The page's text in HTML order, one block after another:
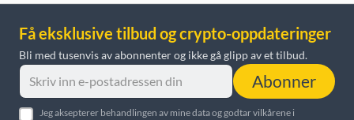
Få eksklusive tilbud og crypto-oppdateringer
Bli med tusenvis av abonnenter og ikke gå glipp av et tilbud.
Abonner
Jeg aksepterer behandlingen av mine data og godtar vilkårene i